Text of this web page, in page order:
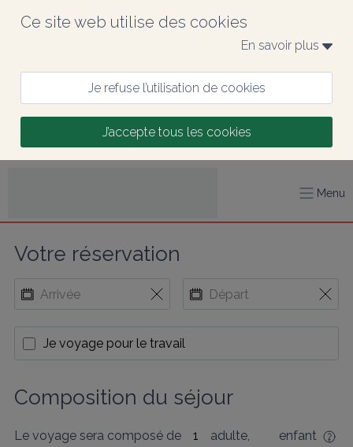
Ce site web utilise des cookies
En savoir plus
Je refuse l’utilisation de cookies
J’accepte tous les cookies
Menu
Votre réservation
Je voyage pour le travail
Composition du séjour
Le voyage sera composé de adulte,
enfant